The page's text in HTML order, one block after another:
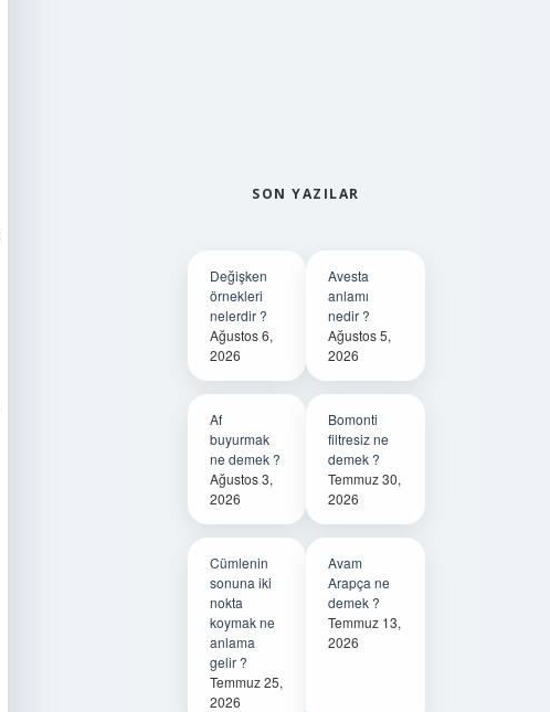
SON YAZILAR
Değişken
örnekleri
nelerdir ?
Ağustos 6,
2026
Avesta
anlamı
nedir ?
Ağustos 5,
2026
Af
buyurmak
ne demek ?
Ağustos 3,
2026
Bomonti
filtresiz ne
demek ?
Temmuz 30,
2026
Cümlenin
sonuna iki
nokta
koymak ne
anlama
gelir ?
Temmuz 25,
2026
Avam
Arapça ne
demek ?
Temmuz 13,
2026